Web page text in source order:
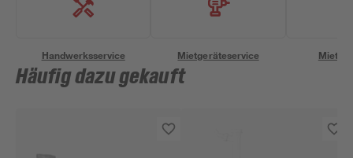
Handwerksservice Mietgeräteservice
Häufig dazu gekauft